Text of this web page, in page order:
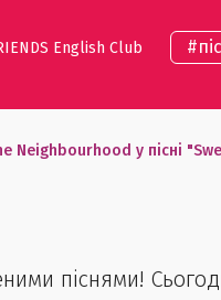
English Club #
Neighbourhood у пісні
піснями!